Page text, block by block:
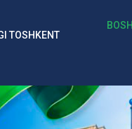
TOSHKENT